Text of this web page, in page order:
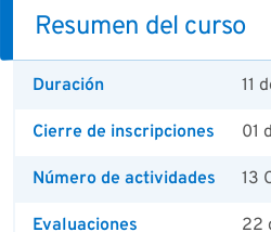
Resumen del curso
Duración 11
Cierre de inscripciones 01
Número de actividades 13
Evaluaciones 22